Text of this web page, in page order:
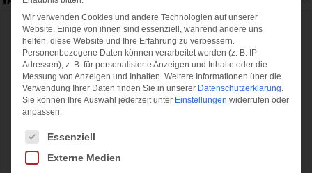
Das war das Zamanand Festival in München
Wir verwenden Cookies und andere Technologien auf unserer
Website. Einige von ihnen sind essenziell, während andere uns
helfen, diese Website und Ihre Erfahrung zu verbessern.
Personenbezogene Daten können verarbeitet werden (z. B. IP-
Adressen), z. B. für personalisierte Anzeigen und Inhalte oder die
Messung von Anzeigen und Inhalten. Weitere Informationen über die
Verwendung Ihrer Daten finden Sie in unserer Datenschutzerklärung.
Sie können Ihre Auswahl jederzeit unter Einstellungen widerrufen oder
anpassen.
Es folgt eine Liste der Service-Gruppen, für die eine Einwilligung
Essenziell
Externe Medien